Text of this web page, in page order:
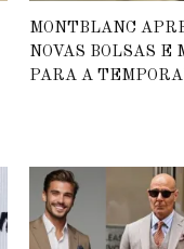
MONTBLANC
NOVAS BOLSAS E
PARA A